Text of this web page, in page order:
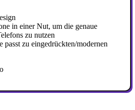
in einer Nut, um die genaue
zu nutzen
passt zu eingedrückten/modernen